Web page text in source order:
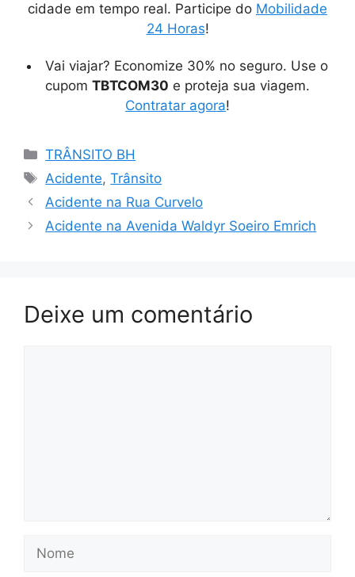
cidade em tempo real. Participe do Mobilidade
24 Horas!
Vai viajar? Economize 30% no seguro. Use o
cupom TBTCOM30 e proteja sua viagem.
Contratar agora!
Categorias
TRÂNSITO BH
Tags
Acidente,Trânsito
Acidente na Rua Curvelo
Acidente na Avenida Waldyr Soeiro Emrich
Deixe um comentário
Nome